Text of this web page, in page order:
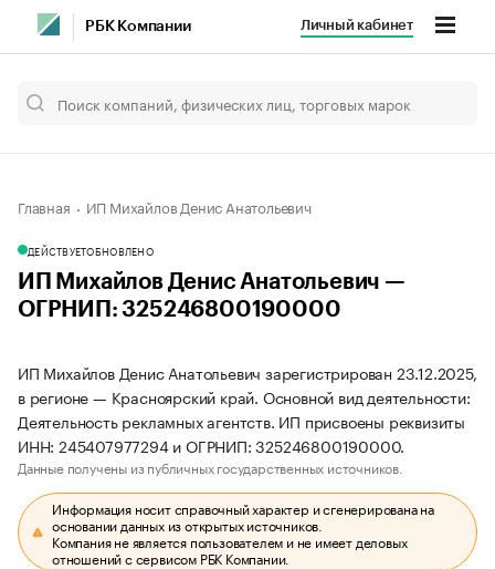
РБК Компании Личный кабинет
Главная ИП Михайлов Денис Анатольевич
ДЕЙСТВУЕТОБНОВЛЕНО
ИП Михайлов Денис Анатольевич —
ОГРНИП: 325246800190000
ИП Михайлов Денис Анатольевич зарегистрирован 23.12.2025,
в регионе — Красноярский край. Основной вид деятельности:
Деятельность рекламных агентств. ИП присвоены реквизиты
ИНН: 245407977294 и ОГРНИП: 325246800190000.
Данные получены из публичных государственных источников.
Информация носит справочный характер и сгенерирована на
основании данных из открытых источников.
Компания не является пользователем и не имеет деловых
отношений с сервисом РБК Компании.